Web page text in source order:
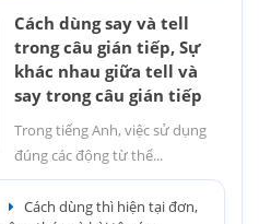
Cách dùng say và tell
trong câu gián tiếp, Sự
khác nhau giữa tell và
say trong câu gián tiếp
Trong tiếng Anh, việc sử dụng
đúng các động từ thể...
Cách dùng thì hiện tại đơn,